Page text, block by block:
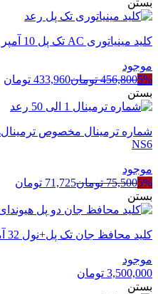
بستن
کلید مینیاتوری AC تک پل 10 آمپر 6kA رعد مدل RB/M-1P-10A
موجود
5%
456,800 تومان433,960 تومان
بستن
NS6
موجود
5%
75,500 تومان71,725 تومان
بستن
کلید محافظ جان تک پل+نول 32 آمپر هیوندای HRC63
موجود
3,500,000 تومان
بستن